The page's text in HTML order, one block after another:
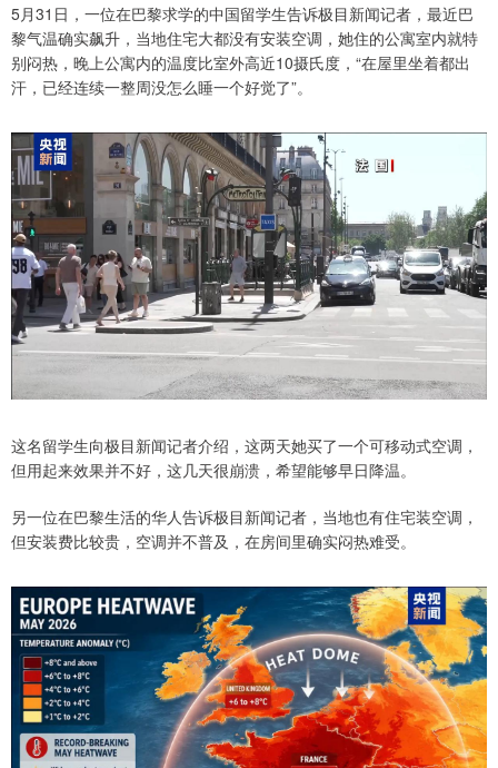
5月31日，一位在巴黎求学的中国留学生告诉极目新闻记者，最近巴
黎气温确实飙升，当地住宅大都没有安装空调，她住的公寓室内就特
别闷热，晚上公寓内的温度比室外高近10摄氏度，“在屋里坐着都出
汗，已经连续一整周没怎么睡一个好觉了”。
这名留学生向极目新闻记者介绍，这两天她买了一个可移动式空调，
但用起来效果并不好，这几天很崩溃，希望能够早日降温。
另一位在巴黎生活的华人告诉极目新闻记者，当地也有住宅装空调，
但安装费比较贵，空调并不普及，在房间里确实闷热难受。